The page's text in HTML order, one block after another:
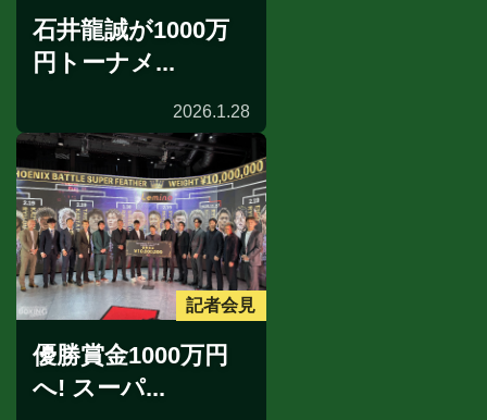
石井龍誠が1000万
円トーナメ...
2026.1.28
記者会見
優勝賞金1000万円
へ! スーパ...